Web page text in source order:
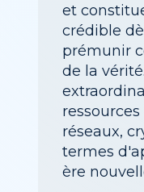
et
crédible
prémunir
de la
réseaux,
termes
ère